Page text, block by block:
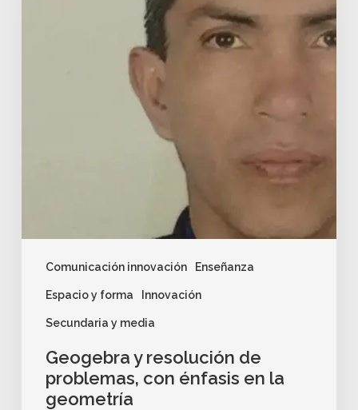
Comunicación innovación Enseñanza
Espacio y forma Innovación
Secundaria y media
Geogebra y resolución de
problemas, con énfasis en la
geometría